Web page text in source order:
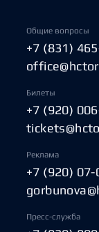
Общие вопросы
+7 (831)
Билеты
+7 (920)
Реклама
+7 (920)
Пресс-служба